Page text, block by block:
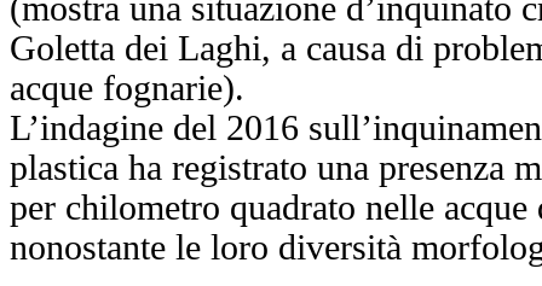
(mostra una situazione d’inquinato
Goletta dei Laghi, a causa di
acque fognarie).
L’indagine del 2016
plastica ha registrato una presenza
per chilometro quadrato nelle
nonostante le loro diversità